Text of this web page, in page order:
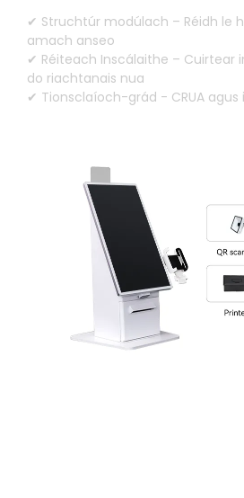
✔ Struchtúr modúlach – Réidh le
amach anseo
✔ Réiteach Inscálaithe – Cuirtear
do riachtanais nua
✔ Tionsclaíoch-grád - CRUA